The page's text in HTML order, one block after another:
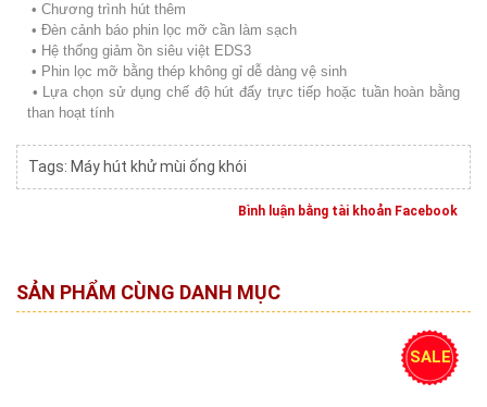
• Chương trình hút thêm
• Ðèn cảnh báo phin lọc mỡ cần làm sạch
• Hệ thống giảm ồn siêu việt EDS3
• Phin lọc mỡ bằng thép không gỉ dễ dàng vệ sinh
• Lựa chọn sử dụng chế độ hút đẩy trực tiếp hoặc tuần hoàn bằng
than hoạt tính
Tags: Máy hút khử mùi ống khói
Bình luận bằng tài khoản Facebook
SẢN PHẨM CÙNG DANH MỤC
SALE